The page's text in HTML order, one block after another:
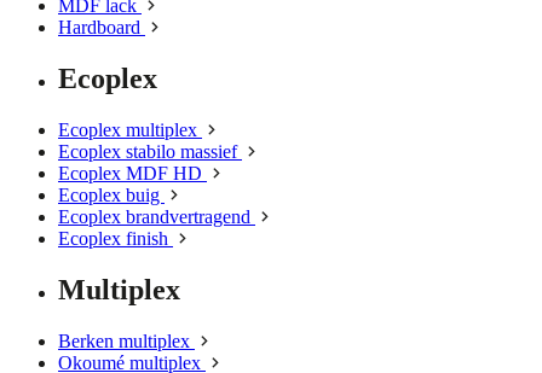
MDF lack
Hardboard
Ecoplex
Ecoplex multiplex
Ecoplex stabilo massief
Ecoplex MDF HD
Ecoplex buig
Ecoplex brandvertragend
Ecoplex finish
Multiplex
Berken multiplex
Okoumé multiplex